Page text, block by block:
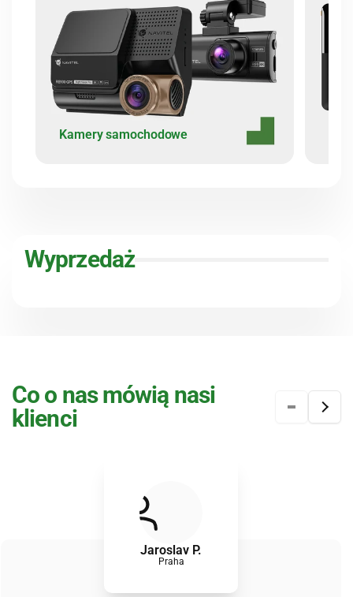
Kamery samochodowe
Wyprzedaż
Co o nas mówią nasi
klienci
Jaroslav P.
Praha